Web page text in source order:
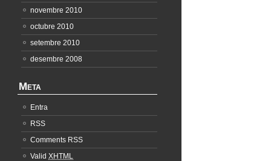
novembre 2010
octubre 2010
setembre 2010
desembre 2008
Meta
Entra
RSS
Comments RSS
Valid XHTML